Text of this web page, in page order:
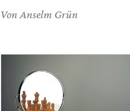
Von Anselm Grün